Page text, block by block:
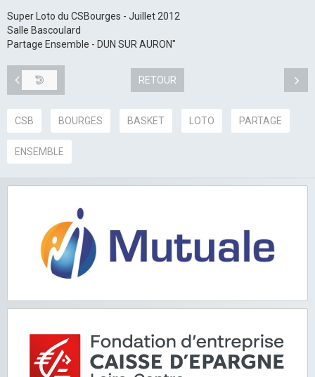
Super Loto du CSBourges - Juillet 2012
Salle Bascoulard
Partage Ensemble - DUN SUR AURON"
RETOUR
CSB BOURGES BASKET LOTO PARTAGE
ENSEMBLE